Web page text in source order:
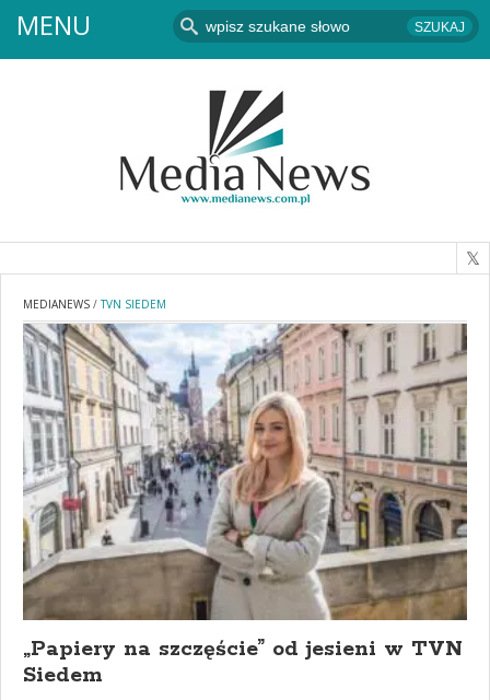
MENU
MEDIANEWS /TVN SIEDEM
„Papiery na szczęście” od jesieni w TVN
Siedem